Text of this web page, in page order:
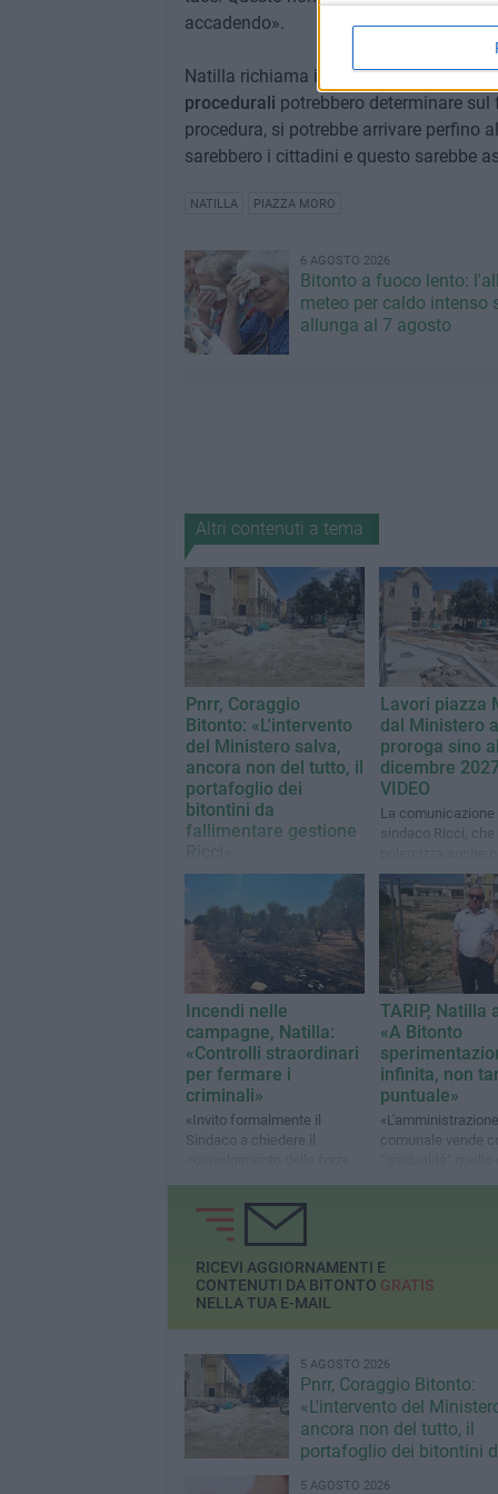
accadendo».
Natilla richiama infine l'attenzione
procedurali potrebbero determinare
procedura, si potrebbe arrivare perfino
sarebbero i cittadini e questo sarebbe
NATILLA PIAZZA MORO
6 AGOSTO 2026
Bitonto a fuoco lento:
meteo per caldo intenso
allunga al 7 agosto
Altri contenuti a tema
Pnrr, Coraggio
Bitonto: «L'intervento
del Ministero salva,
ancora non del tutto, il
portafoglio dei
bitontini da
fallimentare gestione
Nuovo comunicato del
gruppo che rimarca una
cattiva gestione
amministrativa nella prima
fase
Lavori piazza
dal Ministero
proroga sino al
dicembre
VIDEO
La comunicazione
sindaco Ricci, che
avversari politici
Incendi nelle
campagne, Natilla:
«Controlli straordinari
per fermare i
criminali»
«Invito formalmente il
Sindaco a chiedere il
controlli straordinari»
TARIP, Natilla
«A Bitonto
infinita, non
puntuale»
«L'amministrazione
comunale vende
"gradualità" quello
RICEVI AGGIORNAMENTI E
CONTENUTI DA BITONTO GRATIS
NELLA TUA E-MAIL
5 AGOSTO 2026
Pnrr, Coraggio Bitonto:
«L'intervento del
ancora non del tutto, il
portafoglio dei bitontini
5 AGOSTO 2026